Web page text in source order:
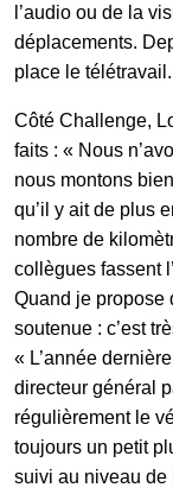
l’audio ou de la
déplacements.
place le
Côté Challenge,
faits : « Nous
nous montons
qu’il y ait de plus
nombre de
collègues fassent
Quand je propose
soutenue : c’est
« L’année
directeur général
régulièrement le
toujours un petit
suivi au niveau de